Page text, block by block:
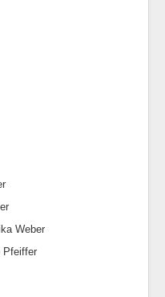
Weber
Pfeiffer